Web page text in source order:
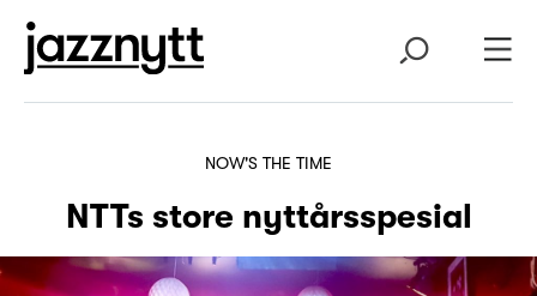
NOW'S THE TIME
NTTs store nyttårsspesial